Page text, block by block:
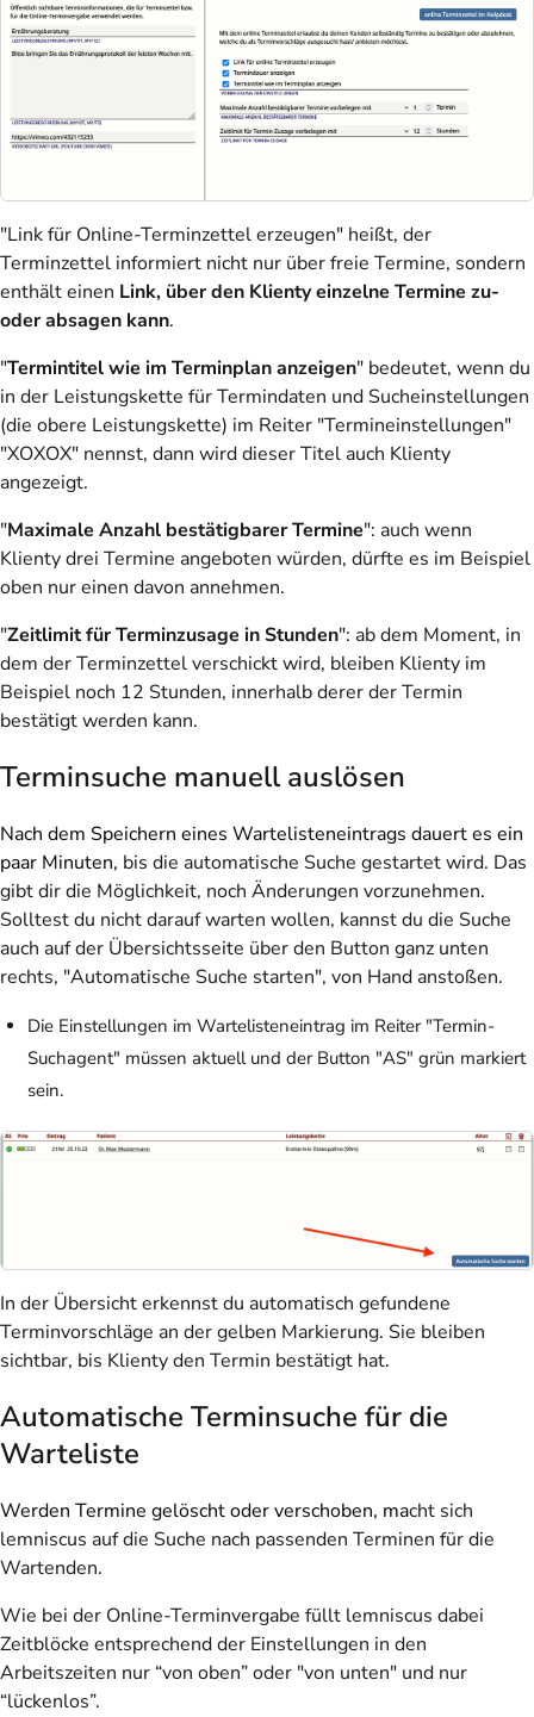
"Link für Online-Terminzettel erzeugen" heißt, der
Terminzettel informiert nicht nur über freie Termine, sondern
enthält einen Link, über den Klienty einzelne Termine zu-
oder absagen kann.
"Termintitel wie im Terminplan anzeigen" bedeutet, wenn du
in der Leistungskette für Termindaten und Sucheinstellungen
(die obere Leistungskette) im Reiter "Termineinstellungen"
"XOXOX" nennst, dann wird dieser Titel auch Klienty
angezeigt.
"Maximale Anzahl bestätigbarer Termine": auch wenn
Klienty drei Termine angeboten würden, dürfte es im Beispiel
oben nur einen davon annehmen.
"Zeitlimit für Terminzusage in Stunden": ab dem Moment, in
dem der Terminzettel verschickt wird, bleiben Klienty im
Beispiel noch 12 Stunden, innerhalb derer der Termin
bestätigt werden kann.
Terminsuche manuell auslösen
Nach dem Speichern eines Wartelisteneintrags dauert es ein
paar Minuten, bis die automatische Suche gestartet wird. Das
gibt dir die Möglichkeit, noch Änderungen vorzunehmen.
Solltest du nicht darauf warten wollen, kannst du die Suche
auch auf der Übersichtsseite über den Button ganz unten
rechts, "Automatische Suche starten", von Hand anstoßen.
Die Einstellungen im Wartelisteneintrag im Reiter "Termin-
Suchagent" müssen aktuell und der Button "AS" grün markiert
sein.
In der Übersicht erkennst du automatisch gefundene
Terminvorschläge an der gelben Markierung. Sie bleiben
sichtbar, bis Klienty den Termin bestätigt hat.
Automatische Terminsuche für die
Warteliste
Werden Termine gelöscht oder verschoben, macht sich
lemniscus auf die Suche nach passenden Terminen für die
Wartenden.
Wie bei der Online-Terminvergabe füllt lemniscus dabei
Zeitblöcke entsprechend der Einstellungen in den
Arbeitszeiten nur “von oben” oder "von unten" und nur
“lückenlos”.